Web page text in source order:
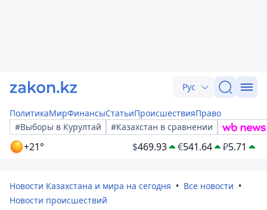
Рус
ПолитикаМирФинансыСтатьиПроисшествияПраво
#Выборы в Курултай
#Казахстан в сравнении
+21° $469.93 €541.64 ₽5.71
Новости Казахстана и мира на сегодня
Все новости
Новости происшествий